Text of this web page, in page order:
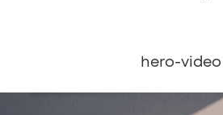
hero-video